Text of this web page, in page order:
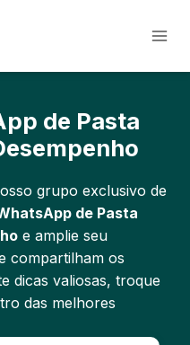
de Pasta
grupo exclusivo de
de Pasta
e amplie seu
compartilham os
dicas valiosas, troque
das melhores